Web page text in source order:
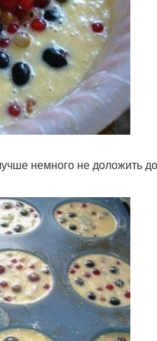
немного не доложить